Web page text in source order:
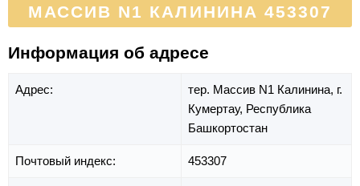
МАССИВ N1 КАЛИНИНА 453307
Информация об адресе
Адрес: тер. Массив N1 Калинина, г.
Кумертау, Республика
Башкортостан
Почтовый индекс: 453307